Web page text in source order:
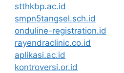
stthkbp.ac.id
smpn5tangsel.sch.id
onduline-registration.id
rayendraclinic.co.id
aplikasi.ac.id
kontroversi.or.id